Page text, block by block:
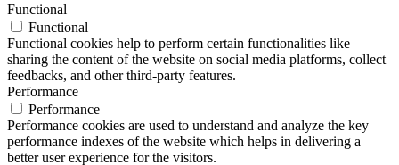
Functional
Functional
Functional cookies help to perform certain functionalities like
sharing the content of the website on social media platforms, collect
feedbacks, and other third-party features.
Performance
Performance
Performance cookies are used to understand and analyze the key
performance indexes of the website which helps in delivering a
better user experience for the visitors.